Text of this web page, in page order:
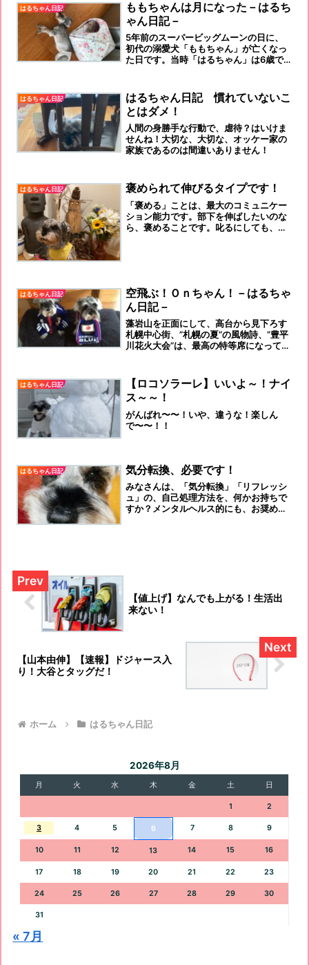
はるちゃん日記
ももちゃんは月になった－はるち
ゃん日記－
5年前のスーパービッグムーンの日に、
初代の溺愛犬「ももちゃん」が亡くなっ
た日です。当時「はるちゃん」は6歳で
はるちゃん日記
はるちゃん日記 慣れていないこ
とはダメ！
人間の身勝手な行動で、虐待？はいけま
せんね！大切な、大切な、オッケー家の
家族であるのは間違いありません！
はるちゃん日記 褒められて伸びるタイプです！
「褒める」ことは、最大のコミュニケー
ション能力です。部下を伸ばしたいのな
ら、褒めることです。叱るにしても、先
はるちゃん日記
空飛ぶ！Ｏｎちゃん！－はるちゃ
ん日記－
藻岩山を正面にして、高台から見下ろす
札幌中心街、”札幌の夏”の風物詩、”豊平
川花火大会”は、最高の特等席になってい
はるちゃん日記
【ロコソラーレ】いいよ～！ナイ
ス～～！
がんばれ〜〜！いや、違うな！楽しん
で〜〜！！
はるちゃん日記 気分転換、必要です！
みなさんは、「気分転換」「リフレッシ
ュ」の、自己処理方法を、何かお持ちで
すか？メンタルヘルス的にも、お奨めし
【値上げ】なんでも上がる！生活出
来ない！
【山本由伸】【速報】ドジャース入
り！大谷とタッグだ！
ホーム はるちゃん日記
2026年8月
月 火 水 木 金 土 日
1 2
3 4 5 6 7 8 9
10 11 12 13 14 15 16
17 18 19 20 21 22 23
24 25 26 27 28 29 30
31
« 7月